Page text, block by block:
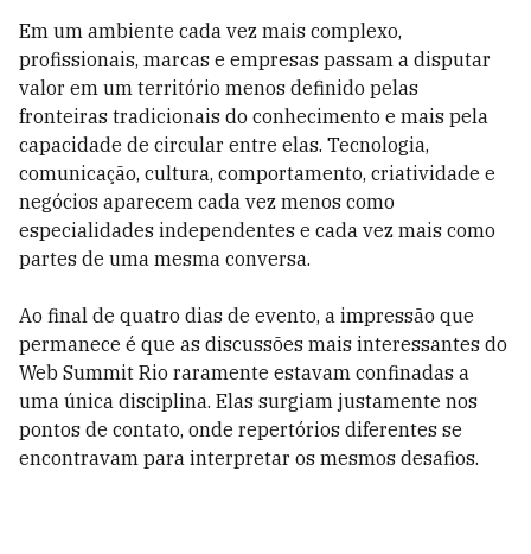
Em um ambiente cada vez mais complexo,
profissionais, marcas e empresas passam a disputar
valor em um território menos definido pelas
fronteiras tradicionais do conhecimento e mais pela
capacidade de circular entre elas. Tecnologia,
comunicação, cultura, comportamento, criatividade e
negócios aparecem cada vez menos como
especialidades independentes e cada vez mais como
partes de uma mesma conversa.
Ao final de quatro dias de evento, a impressão que
permanece é que as discussões mais interessantes do
Web Summit Rio raramente estavam confinadas a
uma única disciplina. Elas surgiam justamente nos
pontos de contato, onde repertórios diferentes se
encontravam para interpretar os mesmos desafios.